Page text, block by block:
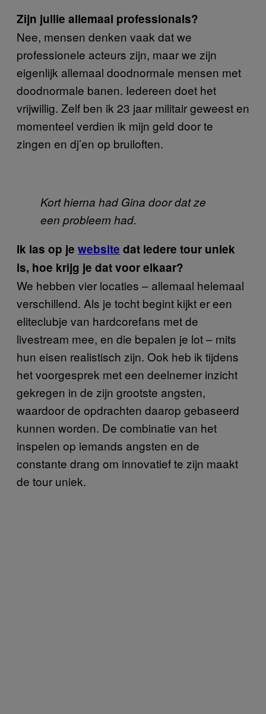
Zijn jullie allemaal professionals?
Nee, mensen denken vaak dat we
professionele acteurs zijn, maar we zijn
eigenlijk allemaal doodnormale mensen met
doodnormale banen. Iedereen doet het
vrijwillig. Zelf ben ik 23 jaar militair geweest en
momenteel verdien ik mijn geld door te
zingen en dj’en op bruiloften.
Kort hierna had Gina door dat ze
een probleem had.
Ik las op je ​website dat iedere tour uniek
is, hoe krijg je dat voor elkaar?
We hebben vier locaties – allemaal helemaal
verschillend. Als je tocht begint kijkt er een
eliteclubje van hardcorefans met de
livestream mee, en die bepalen je lot – mits
hun eisen realistisch zijn. Ook heb ik tijdens
het voorgesprek met een deelnemer inzicht
gekregen in de zijn grootste angsten,
waardoor de opdrachten daarop gebaseerd
kunnen worden. De combinatie van het
inspelen op iemands angsten en de
constante drang om innovatief te zijn maakt
de tour uniek.